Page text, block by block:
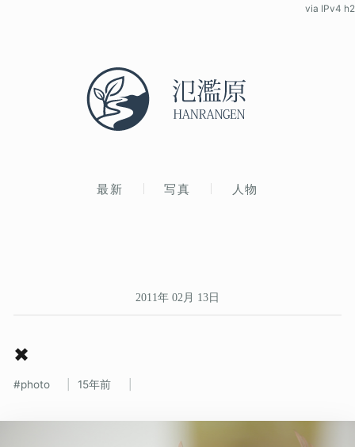
最新 写真 人物
via IPv4 h2
2011年 02月 13日
✖
photo 15年前